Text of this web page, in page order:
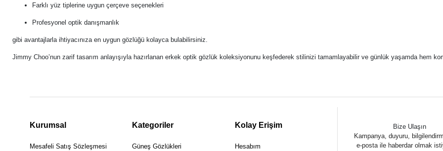
Farklı yüz tiplerine uygun çerçeve seçenekleri
Profesyonel optik danışmanlık
gibi avantajlarla ihtiyacınıza en uygun gözlüğü kolayca bulabilirsiniz.
Jimmy Choo’nun zarif tasarım anlayışıyla hazırlanan erkek optik gözlük koleksiyonunu keşfederek stilinizi tamamlayabilir ve günlük yaşamda hem
Kurumsal
Mesafeli Satış Sözleşmesi
Kategoriler
Güneş Gözlükleri
Kolay Erişim
Hesabım
Bize Ulaşın
Kampanya, duyuru,
e-posta ile haberdar olmak